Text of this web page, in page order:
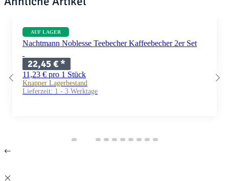
AUF LAGER
Nachtmann Noblesse Teebecher Kaffeebecher 2er Set
22,45 €*
11,23 € pro 1 Stück
Knapper Lagerbestand
Lieferzeit: 1 - 3 Werktage